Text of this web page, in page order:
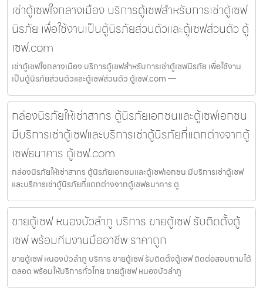
เช่าตู้เซฟใจกลางเมือง บริการตู้เซฟสำหรับการเช่าตู้เซฟ
นิรภัย เพื่อใช้งานเป็นตู้นิรภัยส่วนตัวและตู้เซฟส่วนตัว ตู้
เซฟ.com
เช่าตู้เซฟใจกลางเมือง บริการตู้เซฟสำหรับการเช่าตู้เซฟนิรภัย เพื่อใช้งาน
เป็นตู้นิรภัยส่วนตัวและตู้เซฟส่วนตัว ตู้เซฟ.com —
กล่องนิรภัยให้เช่าสาทร ตู้นิรภัยเอกชนและตู้เซฟเอกชน
มีบริการเช่าตู้เซฟและบริการเช่าตู้นิรภัยที่แตกต่างจากตู้
เซฟธนาคาร ตู้เซฟ.com
กล่องนิรภัยให้เช่าสาทร ตู้นิรภัยเอกชนและตู้เซฟเอกชน มีบริการเช่าตู้เซฟ
และบริการเช่าตู้นิรภัยที่แตกต่างจากตู้เซฟธนาคาร ตู
ขายตู้เซฟ หนองบัวลำภู บริการ ขายตู้เซฟ รับติดตั้งตู้
เซฟ พร้อมทีมงานมืออาชีพ ราคาถูก
ขายตู้เซฟ หนองบัวลำภู บริการ ขายตู้เซฟ รับติดตั้งตู้เซฟ ติดต่อสอบถามได้
ตลอด พร้อมให้บริการทั่วไทย ขายตู้เซฟ หนองบัวลำภู